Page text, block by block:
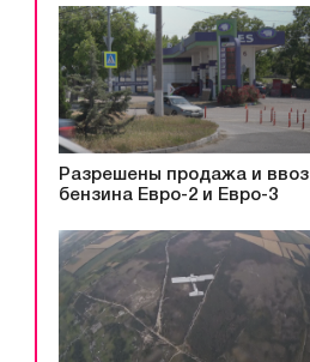
Разрешены продажа и ввоз
бензина Евро-2 и Евро-3